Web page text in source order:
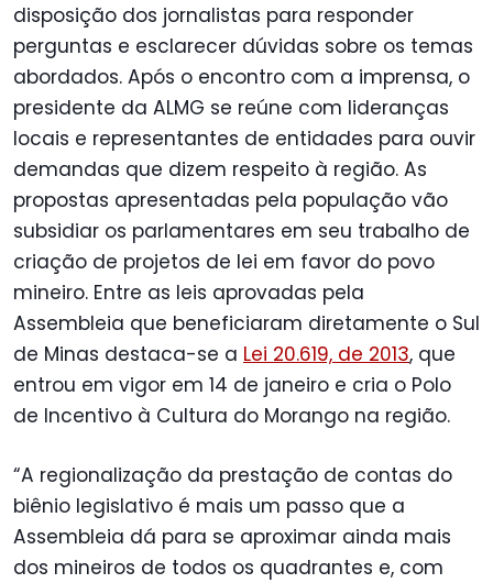
disposição dos jornalistas para responder
perguntas e esclarecer dúvidas sobre os temas
abordados. Após o encontro com a imprensa, o
presidente da ALMG se reúne com lideranças
locais e representantes de entidades para ouvir
demandas que dizem respeito à região. As
propostas apresentadas pela população vão
subsidiar os parlamentares em seu trabalho de
criação de projetos de lei em favor do povo
mineiro. Entre as leis aprovadas pela
Assembleia que beneficiaram diretamente o Sul
de Minas destaca-se a Lei 20.619, de 2013, que
entrou em vigor em 14 de janeiro e cria o Polo
de Incentivo à Cultura do Morango na região.
“A regionalização da prestação de contas do
biênio legislativo é mais um passo que a
Assembleia dá para se aproximar ainda mais
dos mineiros de todos os quadrantes e, com